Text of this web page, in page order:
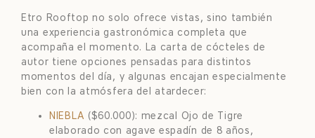
Etro Rooftop no solo ofrece vistas, sino también
una experiencia gastronómica completa que
acompaña el momento. La carta de cócteles de
autor tiene opciones pensadas para distintos
momentos del día, y algunas encajan especialmente
bien con la atmósfera del atardecer:
NIEBLA ($60.000): mezcal Ojo de Tigre
elaborado con agave espadín de 8 años,